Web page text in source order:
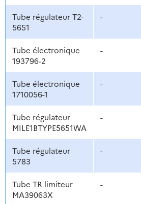
Tube régulateur T2-
5651
-
Tube électronique
193796-2
-
Tube électronique
1710056-1
-
Tube régulateur
MILE1BTYPE5651WA
-
Tube régulateur
5783
-
Tube TR limiteur
MA39063X
-